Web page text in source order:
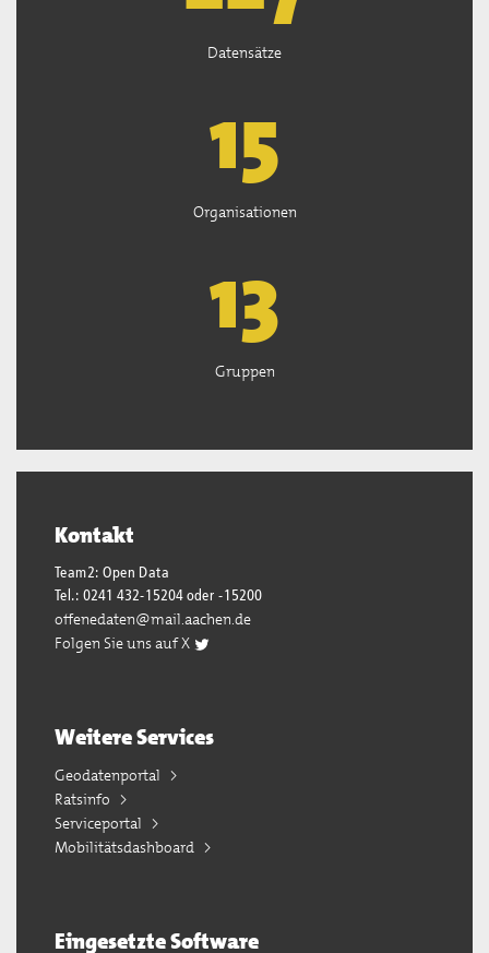
Datensätze
15
Organisationen
13
Gruppen
Kontakt
Team2: Open Data
Tel.: 0241 432-15204 oder -15200
offenedaten@mail.aachen.de
Folgen Sie uns auf X
Weitere Services
Geodatenportal
Ratsinfo
Serviceportal
Mobilitätsdashboard
Eingesetzte Software